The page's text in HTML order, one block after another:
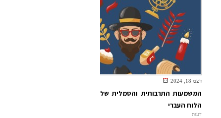
דצמ 18, 2024
המשמעות התרבותית והסמלית של
הלוח העברי
דעות